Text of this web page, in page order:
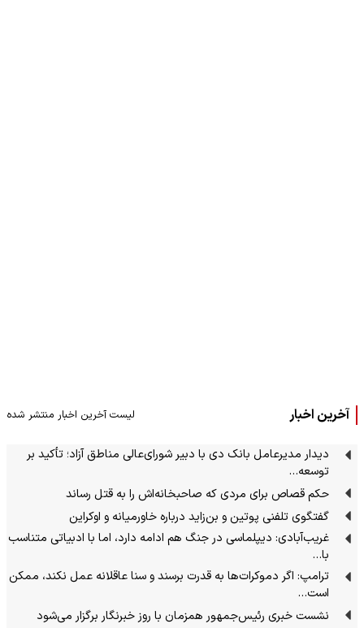
آخرین اخبار لیست آخرین اخبار منتشر شده
دیدار مدیرعامل بانک دی با دبیر شورای‌عالی مناطق آزاد؛ تأکید بر
توسعه…
حکم قصاص برای مردی که صاحبخانه‌اش را به قتل رساند
گفتگوی تلفنی پوتین و بن‌زاید درباره خاورمیانه و اوکراین
غریب‌آبادی: دیپلماسی در جنگ هم ادامه دارد، اما با ادبیاتی متناسب
با…
ترامپ: اگر دموکرات‌ها به قدرت برسند و سنا عاقلانه عمل نکند، ممکن
است…
نشست خبری رئیس‌جمهور همزمان با روز خبرنگار برگزار می‌شود